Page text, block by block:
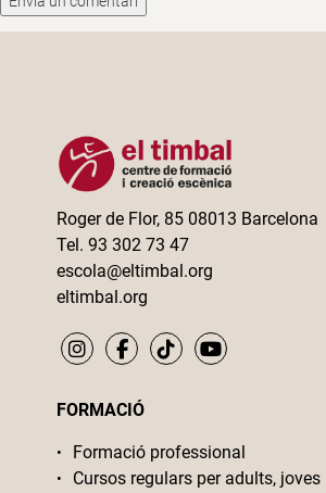
Roger de Flor, 85 08013 Barcelona
Tel. 93 302 73 47
escola@eltimbal.org
eltimbal.org
FORMACIÓ
Formació professional
Cursos regulars per adults,